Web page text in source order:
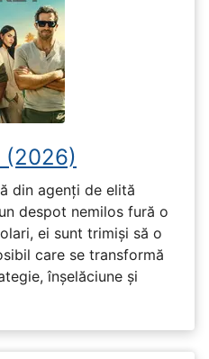
(2026)
din agenți de elită
despot nemilos fură o
ei sunt trimiși să o
care se transformă
înșelăciune și